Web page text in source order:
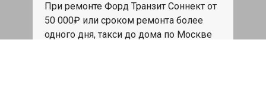
При ремонте Форд Транзит Соннект от
50 000₽ или сроком ремонта более
одного дня, такси до дома по Москве